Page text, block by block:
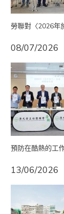
勞聯對〈2026年
08/07/2026
預防在酷熱的工
13/06/2026